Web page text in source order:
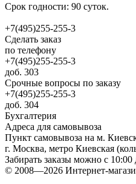
Срок годности: 90 суток.
+7(495)255-255-3
Сделать заказ
по телефону
+7(495)255-255-3
доб. 303
Срочные вопросы по заказу
+7(495)255-255-3
доб. 304
Бухгалтерия
Адреса для самовывоза
Пункт самовывоза на м.
г. Москва, метро Киевская
Забирать заказы можно с 10:00
© 2008—2026 Интернет-